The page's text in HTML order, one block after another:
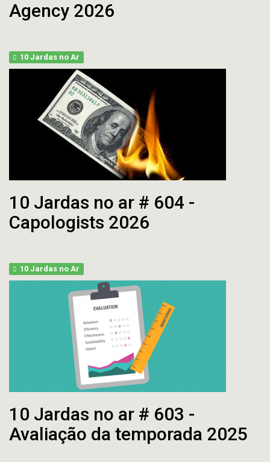
Agency 2026
10 Jardas no Ar
10 Jardas no ar # 604 -
Capologists 2026
10 Jardas no Ar
10 Jardas no ar # 603 -
Avaliação da temporada 2025